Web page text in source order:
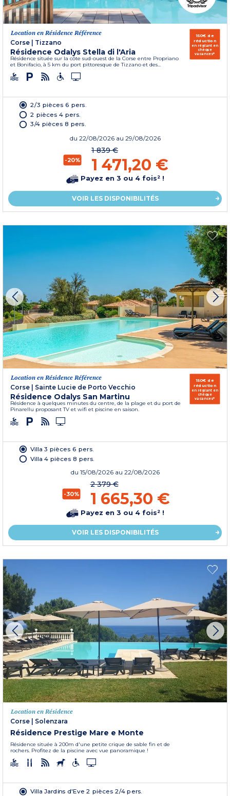
Location en Résidence Référence
Corse
Tizzano
Résidence Odalys Stella di l'Aria
Résidence située sur la côte sud-ouest de la Corse entre Propriano
et Bonifacio, à 5 km du port pittoresque de Tizzano et des...
150€ de
réduction
en réglant en
chèque
vacances*
2/3 pièces 6 pers.
2 pièces 4 pers.
3/4 pièces 8 pers.
du 22/08/2026 au 29/08/2026
-20%
1 839 €
1 471,20 €
Payez en 3 ou 4 fois² !
VOIR LES DISPONIBILITÉS
Location en Résidence Référence
Corse
Sainte Lucie de Porto Vecchio
Résidence Odalys San Martinu
Résidence à quelques minutes du centre, de la plage et du port de
Pinarellu proposant TV et wifi et piscine en saison.
150€ de
réduction
en réglant en
chèque
vacances*
Villa 3 pièces 6 pers.
Villa 4 pièces 8 pers.
du 15/08/2026 au 22/08/2026
-30%
2 379 €
1 665,30 €
Payez en 3 ou 4 fois² !
VOIR LES DISPONIBILITÉS
Location en Résidence
Corse
Solenzara
Résidence Prestige Mare e Monte
Résidence située à 200m d'une petite crique de sable fin et de
rochers. Profitez de la piscine avec vue panoramique !
Villa Jardins d'Eve 2 pièces 2/4 pers.